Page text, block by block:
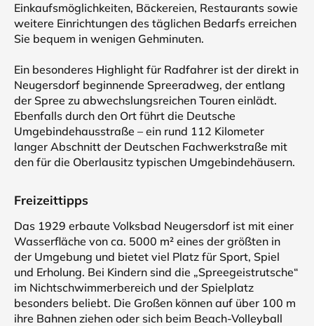
Einkaufsmöglichkeiten, Bäckereien, Restaurants sowie
weitere Einrichtungen des täglichen Bedarfs erreichen
Sie bequem in wenigen Gehminuten.
Ein besonderes Highlight für Radfahrer ist der direkt in
Neugersdorf beginnende Spreeradweg, der entlang
der Spree zu abwechslungsreichen Touren einlädt.
Ebenfalls durch den Ort führt die Deutsche
Umgebindehausstraße – ein rund 112 Kilometer
langer Abschnitt der Deutschen Fachwerkstraße mit
den für die Oberlausitz typischen Umgebindehäusern.
Freizeittipps
Das 1929 erbaute Volksbad Neugersdorf ist mit einer
Wasserfläche von ca. 5000 m² eines der größten in
der Umgebung und bietet viel Platz für Sport, Spiel
und Erholung. Bei Kindern sind die „Spreegeistrutsche“
im Nichtschwimmerbereich und der Spielplatz
besonders beliebt. Die Großen können auf über 100 m
ihre Bahnen ziehen oder sich beim Beach-Volleyball